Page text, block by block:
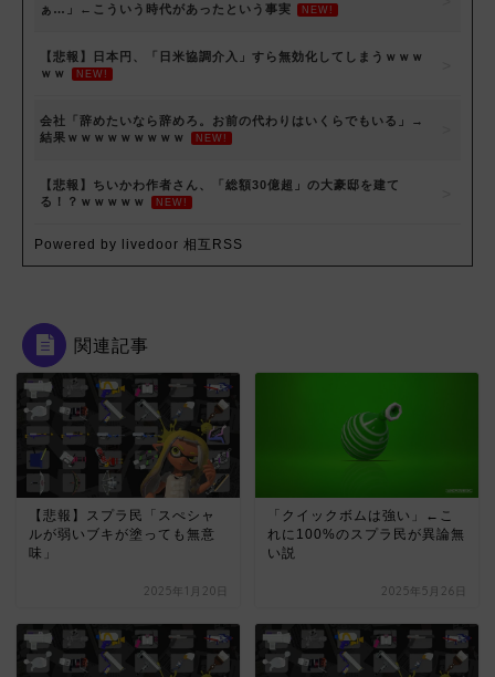
ぁ…」←こういう時代があったという事実
NEW!
【悲報】日本円、「日米協調介入」すら無効化してしまうｗｗｗ
ｗｗ
NEW!
会社「辞めたいなら辞めろ。お前の代わりはいくらでもいる」→
結果ｗｗｗｗｗｗｗｗｗ
NEW!
【悲報】ちいかわ作者さん、「総額30億超」の大豪邸を建て
る！？ｗｗｗｗｗ
NEW!
Powered by livedoor 相互RSS
関連記事
【悲報】スプラ民「スぺシャ
ルが弱いブキが塗っても無意
味」
2025年1月20日
「クイックボムは強い」←こ
れに100%のスプラ民が異論無
い説
2025年5月26日